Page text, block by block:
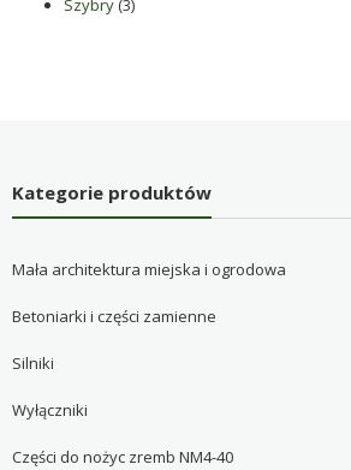
Szybry 3
Kategorie produktów
Mała architektura miejska i ogrodowa
Betoniarki i części zamienne
Silniki
Wyłączniki
Części do nożyc zremb NM4-40